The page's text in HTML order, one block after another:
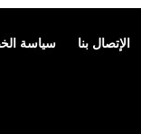
الإتصال بنا سياسة